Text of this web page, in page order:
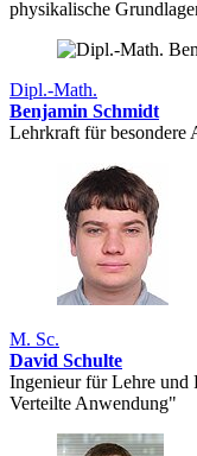
physikalische
Dipl.-Math.
Benjamin Schmidt
Lehrkraft für besondere
M. Sc.
David Schulte
Ingenieur für Lehre und
Verteilte Anwendung"